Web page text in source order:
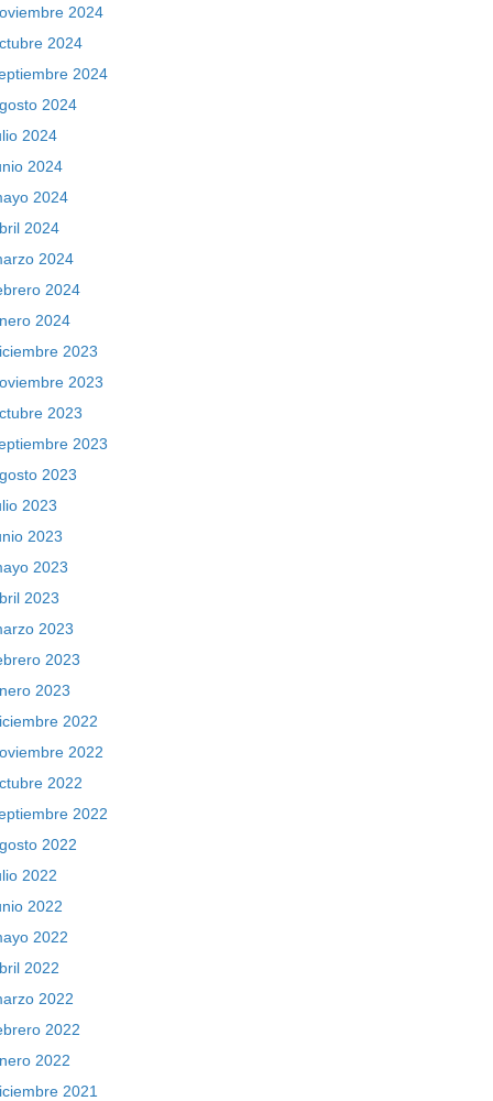
2024
2024
2024
2024
2024
2024
2024
2024
2024
2024
2024
2023
2023
2023
2023
2023
2023
2023
2023
2023
2023
2023
2023
2022
2022
2022
2022
2022
2022
2022
2022
2022
2022
2022
2022
2021